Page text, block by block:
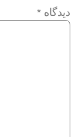
دیدگاه *